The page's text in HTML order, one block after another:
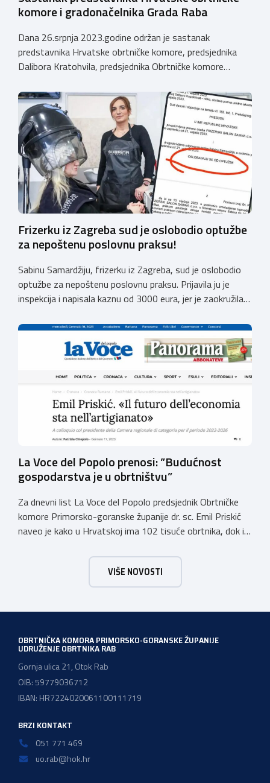
komore i gradonačelnika Grada Raba
Dana 26.srpnja 2023.godine održan je sastanak
predstavnika Hrvatske obrtničke komore, predsjednika
Dalibora Kratohvila, predsjednika Obrtničke komore
Emila Priskića, predsjednika Udruženja obrtnika Rab, Željka
Dumičića sa gradonačelnikom Grada Raba. Tom prilikom
dodjeljena je nagrada ZLATNI OBRT za više od 50 godina
poslovanja obrtu SANTINO, vlasnika Fabijana Delhyse. ”
Emil Priskić, predsjednik […]
Frizerku iz Zagreba sud je oslobodio optužbe
za nepoštenu poslovnu praksu!
Sabinu Samardžiju, frizerku iz Zagreba, sud je oslobodio
optužbe za nepoštenu poslovnu praksu. Prijavila ju je
inspekcija i napisala kaznu od 3000 eura, jer je zaokružila
kaznu, jer je tvrdila da je na povećanje bila primorana zbog
rasta nabavnih cijena. Prekršajni sud je uvažio njezin […]
La Voce del Popolo prenosi: ”Budućnost
gospodarstva je u obrtništvu”
Za dnevni list La Voce del Popolo predsjednik Obrtničke
komore Primorsko-goranske županije dr. sc. Emil Priskić
naveo je kako u Hrvatskoj ima 102 tisuće obrtnika, dok ih
bilo gotovo 9 880. Kako obrtnici donose gotovo desetinu
ukupnog iznosa godišnjih prihoda, odnosno oko 400
milijuna eura, jedan od […]
VIŠE NOVOSTI
OBRTNIČKA KOMORA PRIMORSKO-GORANSKE ŽUPANIJE
UDRUŽENJE OBRTNIKA RAB
Gornja ulica 21, Otok Rab
OIB: 59779036712
IBAN: HR7224020061100111719
BRZI KONTAKT
051 771 469
uo.rab@hok.hr